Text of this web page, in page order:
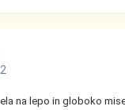
na lepo in globoko